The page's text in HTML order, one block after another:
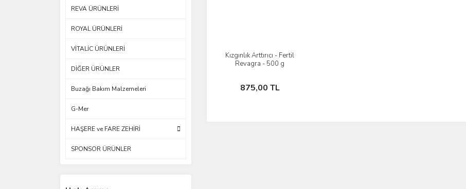
REVA ÜRÜNLERİ
ROYAL ÜRÜNLERİ
VİTALİC ÜRÜNLERİ
DİĞER ÜRÜNLER
Buzağı Bakım Malzemeleri
G-Mer
HAŞERE ve FARE ZEHİRİ
SPONSOR ÜRÜNLER
Kızgınlık Arttırıcı - Fertil
Revagra - 500 g
875,00 TL
İncele
Sepete Ekle